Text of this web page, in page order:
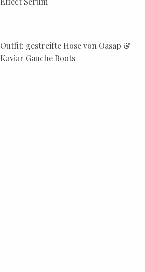
Outfit: gestreifte Hose von Oasap &
Kaviar Gauche Boots